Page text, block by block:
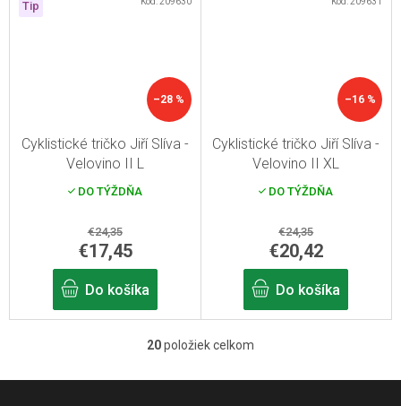
Tip
–28 %
Cyklistické tričko Jiří Slíva -
Velovino II L
DO TÝŽDŇA
€24,35
€17,45
Do košíka
–16 %
Cyklistické tričko Jiří Slíva -
Velovino II XL
DO TÝŽDŇA
€24,35
€20,42
Do košíka
O
v
20položiek celkom